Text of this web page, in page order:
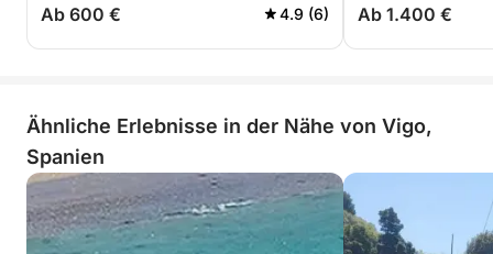
Ab 600 € 4.9 (6) Ab 1.400 €
Ähnliche Erlebnisse in der Nähe von Vigo,
Spanien